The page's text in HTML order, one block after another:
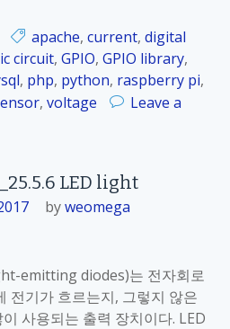
apache, current, digital
circuit, GPIO, GPIO library,
, php, python, raspberry pi,
, voltage
Leave a
LED light
byweomega
emitting diodes)는 전자회로
전기가 흐르는지, 그렇지 않은
사용되는 출력 장치이다. LED